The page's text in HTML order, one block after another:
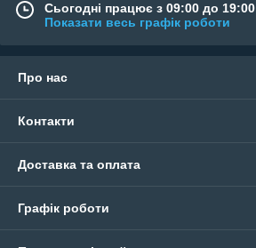
Сьогодні працює з 09:00 до 19:00
Показати весь графік роботи
Про нас
Контакти
Доставка та оплата
Графік роботи